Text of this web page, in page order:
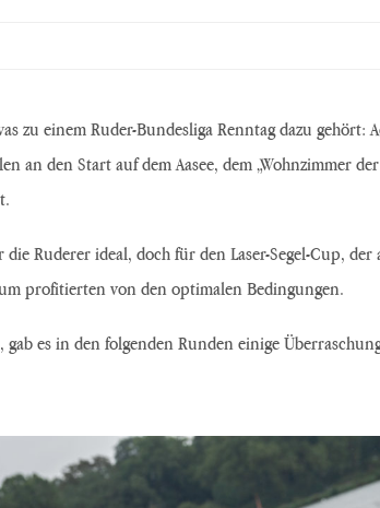
zu einem Ruder-Bundesliga Renntag dazu
den Start auf dem Aasee, dem „Wohnzimmer
Ruderer ideal, doch für den Laser-Segel-Cup,
profitierten von den optimalen Bedingungen.
es in den folgenden Runden einige